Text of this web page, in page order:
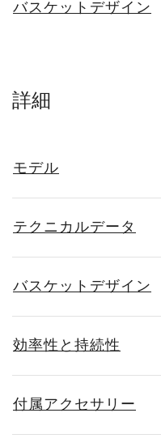
バスケットデザイン
詳細
モデル
テクニカルデータ
バスケットデザイン
効率性と持続性
付属アクセサリー